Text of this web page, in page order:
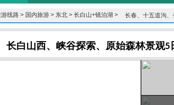
线路 > 国内旅游 > 东北 > 长白山+镜泊湖 >
长春、十五道沟
观5日游
长白山西、峡谷探索、原始森林景观5